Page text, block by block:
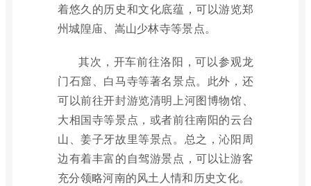
着悠久的历史和文化底蕴，可以游览郑
州城隍庙、嵩山少林寺等景点。
其次，开车前往洛阳，可以参观龙
门石窟、白马寺等著名景点。此外，还
可以前往开封游览清明上河图博物馆、
大相国寺等景点，或者前往南阳的云台
山、姜子牙故里等景点。总之，沁阳周
边有着丰富的自驾游景点，可以让游客
充分领略河南的风土人情和历史文化。